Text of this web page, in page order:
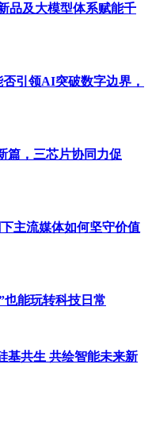
品及大模型体系赋能千
引领AI突破数字边界，
篇，三芯片协同力促
主流媒体如何坚守价值
能玩转科技日常
基共生 共绘智能未来新